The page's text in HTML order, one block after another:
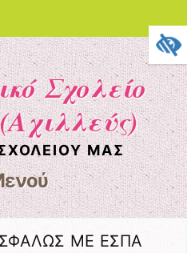
Σχολείο
ΜΑΣ
ΜΕ ΕΣΠΑ